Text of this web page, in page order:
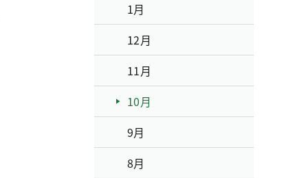
1月
12月
11月
10月
9月
8月